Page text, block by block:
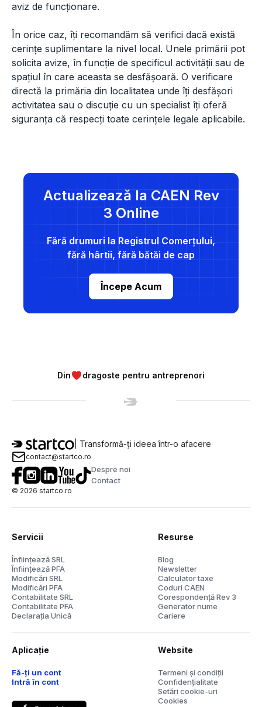
aviz de funcționare.
În orice caz, îți recomandăm să verifici dacă există
cerințe suplimentare la nivel local. Unele primării pot
solicita avize, în funcție de specificul activității sau de
spațiul în care aceasta se desfășoară. O verificare
directă la primăria din localitatea unde îți desfășori
activitatea sau o discuție cu un specialist îți oferă
siguranța că respecți toate cerințele legale aplicabile.
Actualizează la CAEN Rev
3 Online
Fără drumuri la Registrul Comerțului,
fără hârtii, fără bătăi de cap
Începe Acum
Din dragoste pentru antreprenori
| Transformă-ți ideea într-o afacere
contact@startco.ro
Despre noi
Contact
© 2026 startco.ro
Servicii
Înființează SRL
Înființează PFA
Modificări SRL
Modificări PFA
Contabilitate SRL
Contabilitate PFA
Declarația Unică
Resurse
Blog
Newsletter
Calculator taxe
Coduri CAEN
Corespondență Rev 3
Generator nume
Cariere
Aplicație
Fă-ți un cont
Intră în cont
Website
Termeni și condiții
Confidențialitate
Setări cookie-uri
Cookies